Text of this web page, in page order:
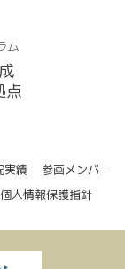
ム
点
実績
参画メンバー
個人情報保護指針